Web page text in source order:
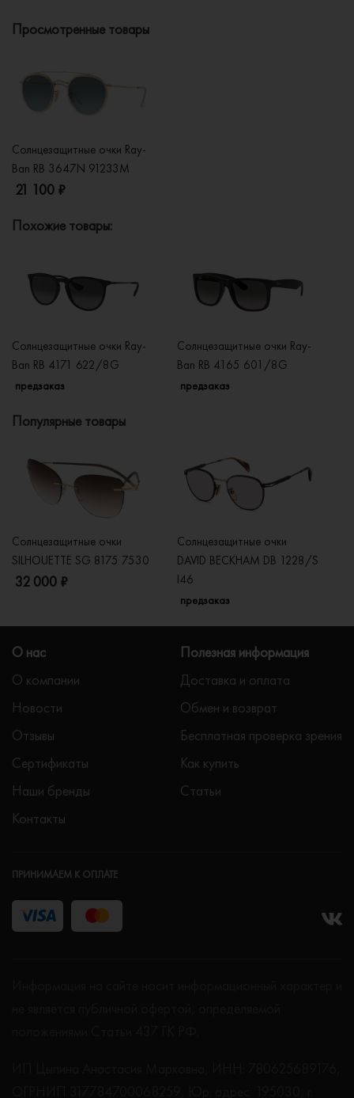
Просмотренные товары
Солнцезащитные очки Ray-
Ban RB 3647N 91233M
21 100 ₽
Похожие товары:
Солнцезащитные очки Ray-
Ban RB 4171 622/8G
предзаказ
Солнцезащитные очки Ray-
Ban RB 4165 601/8G
предзаказ
Популярные товары
Солнцезащитные очки
SILHOUETTE SG 8175 7530
32 000 ₽
Солнцезащитные очки
DAVID BECKHAM DB 1228/S
I46
предзаказ
О нас
О компании
Новости
Отзывы
Сертификаты
Наши бренды
Контакты
Полезная информация
Доставка и оплата
Обмен и возврат
Бесплатная проверка зрения
Как купить
Статьи
ПРИНИМАЕМ К ОПЛАТЕ